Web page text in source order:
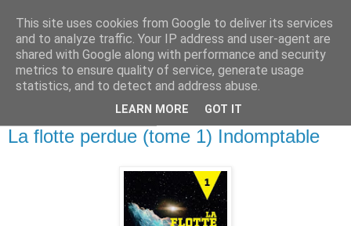
La flotte perdue (tome 1) Indomptable
This site uses cookies from Google to deliver its services
and to analyze traffic. Your IP address and user-agent are
shared with Google along with performance and security
metrics to ensure quality of service, generate usage
statistics, and to detect and address abuse.
LEARN MORE GOT IT